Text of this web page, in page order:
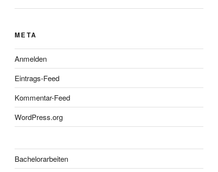
META
Anmelden
Eintrags-Feed
Kommentar-Feed
WordPress.org
Bachelorarbeiten